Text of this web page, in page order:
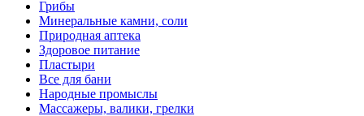
Грибы
Минеральные камни, соли
Природная аптека
Здоровое питание
Пластыри
Все для бани
Народные промыслы
Массажеры, валики, грелки​